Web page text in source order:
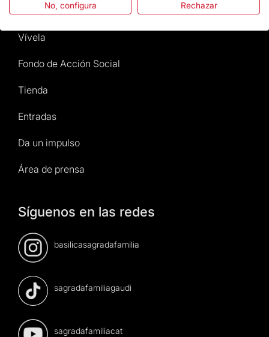
La Basílica
Vívela
Fondo de Acción Social
Tienda
Entradas
Da un impulso
Área de prensa
Síguenos en las redes
basilicasagradafamilia
sagradafamiliagaudi
sagradafamiliacat
No, configura Rechazar